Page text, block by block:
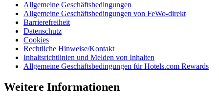
Allgemeine Geschäftsbedingungen
Allgemeine Geschäftsbedingungen von FeWo-direkt
Barrierefreiheit
Datenschutz
Cookies
Rechtliche Hinweise/Kontakt
Inhaltsrichtlinien und Melden von Inhalten
Allgemeine Geschäftsbedingungen für Hotels.com Rewards
Weitere Informationen